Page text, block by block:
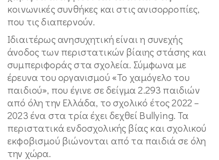
κοινωνικές συνθήκες και στις ανισορροπίες,
που τις διαπερνούν.
Ιδιαιτέρως ανησυχητική είναι η συνεχής
άνοδος των περιστατικών βίαιης στάσης και
συμπεριφοράς στα σχολεία. Σύμφωνα με
έρευνα του οργανισμού «Το χαμόγελο του
παιδιού», που έγινε σε δείγμα 2.293 παιδιών
από όλη την Ελλάδα, το σχολικό έτος 2022 –
2023 ένα στα τρία έχει δεχθεί Bullying. Τα
περιστατικά ενδοσχολικής βίας και σχολικού
εκφοβισμού βιώνονται από τα παιδιά σε όλη
την χώρα.